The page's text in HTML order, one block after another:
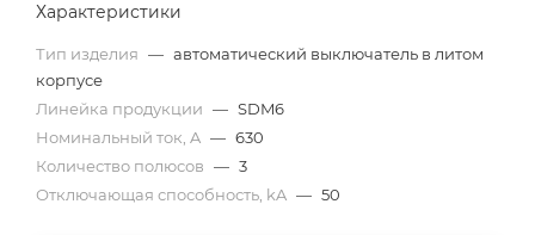
Характеристики
Тип изделия — автоматический выключатель в литом
корпусе
Линейка продукции — SDM6
Номинальный ток, A — 630
Количество полюсов — 3
Отключающая способность, kA — 50